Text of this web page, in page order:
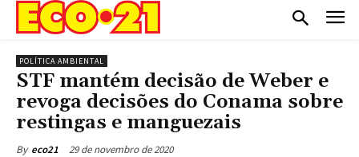
POLÍTICA AMBIENTAL
STF mantém decisão de Weber e
revoga decisões do Conama sobre
restingas e manguezais
By eco21 29 de novembro de 2020